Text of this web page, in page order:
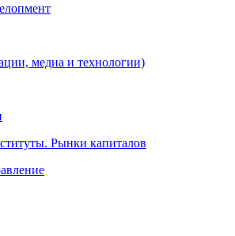
медиа и технологии)
Рынки капиталов